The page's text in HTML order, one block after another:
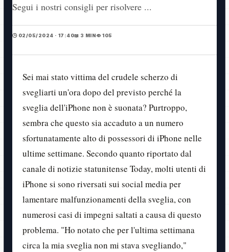
Segui i nostri consigli per risolvere ...
🕒 02/05/2024 · 17:40📖 3 MIN 👁️ 105
Sei mai stato vittima del crudele scherzo di
svegliarti un'ora dopo del previsto perché la
sveglia dell'iPhone non è suonata? Purtroppo,
sembra che questo sia accaduto a un numero
sfortunatamente alto di possessori di iPhone nelle
ultime settimane. Secondo quanto riportato dal
canale di notizie statunitense Today, molti utenti di
iPhone si sono riversati sui social media per
lamentare malfunzionamenti della sveglia, con
numerosi casi di impegni saltati a causa di questo
problema. "Ho notato che per l'ultima settimana
circa la mia sveglia non mi stava svegliando,"